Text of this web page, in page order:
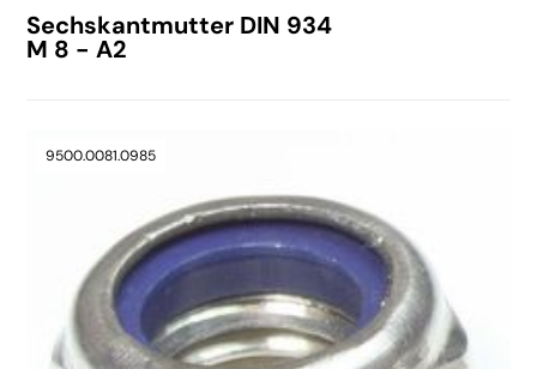
Sechskantmutter DIN 934
M 8 - A2
9500.0081.0985